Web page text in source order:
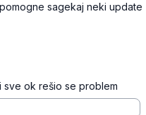
sagekaj neki update
sve ok rešio se problem